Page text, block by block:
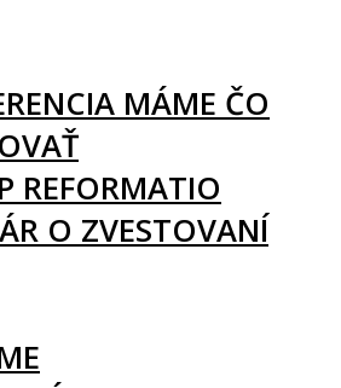
MÁME ČO
REFORMATIO
O ZVESTOVANÍ